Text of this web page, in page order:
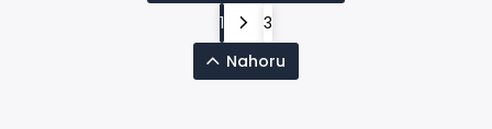
1
3
Nahoru